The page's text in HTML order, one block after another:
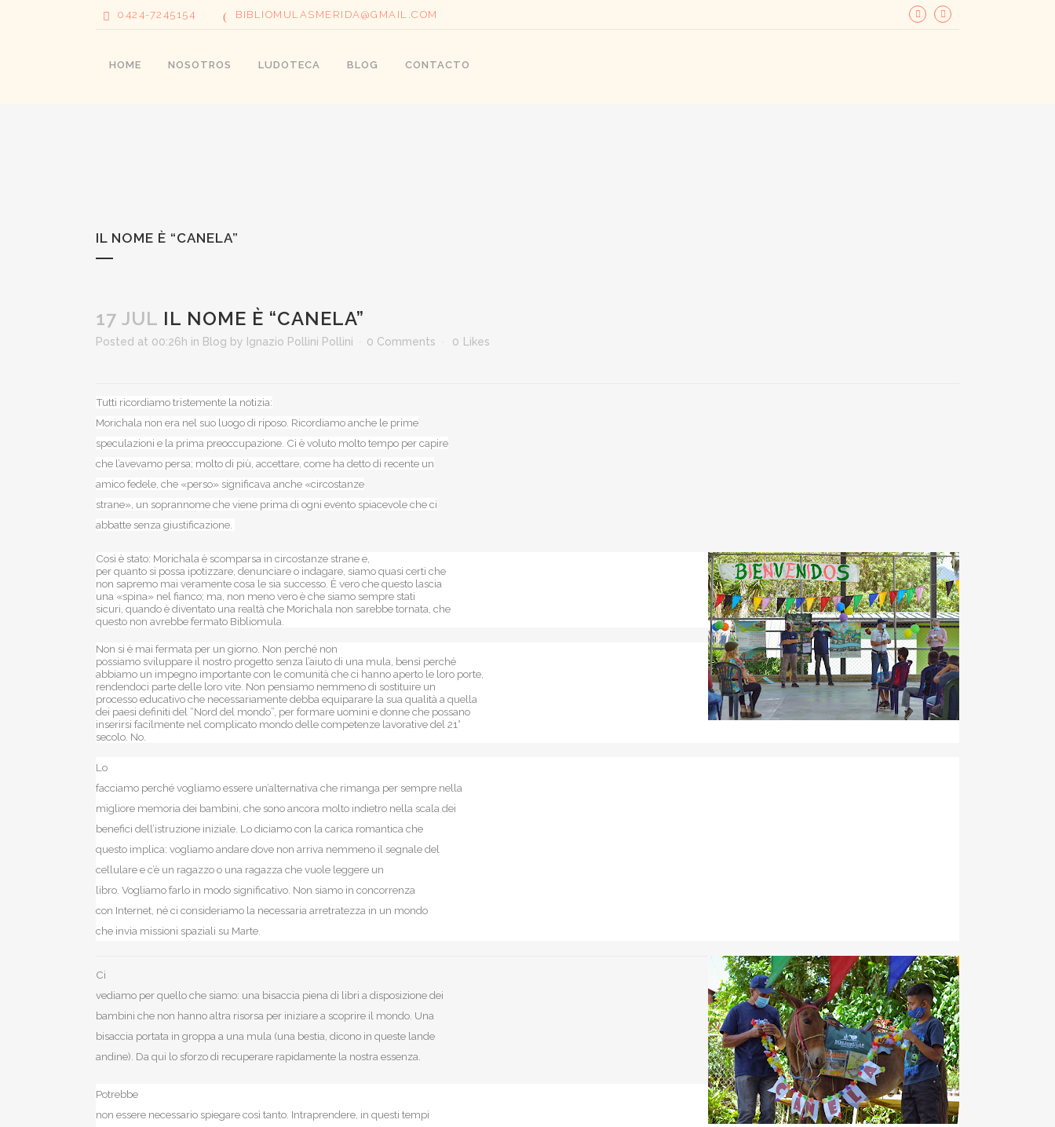
0424-7245154 BIBLIOMULASMERIDA@GMAIL.COM
HOME NOSOTROS LUDOTECA BLOG CONTACTO
IL NOME È “CANELA”
17 JUL IL NOME È “CANELA”
Posted at 00:26h in Blog by Ignazio Pollini Pollini 0 Comments 0 Likes
Tutti ricordiamo tristemente la notizia:
Morichala non era nel suo luogo di riposo. Ricordiamo anche le prime
speculazioni e la prima preoccupazione. Ci è voluto molto tempo per capire
che l’avevamo persa; molto di più, accettare, come ha detto di recente un
amico fedele, che «perso» significava anche «circostanze
strane», un soprannome che viene prima di ogni evento spiacevole che ci
abbatte senza giustificazione.
Così è stato: Morichala è scomparsa in circostanze strane e,
per quanto si possa ipotizzare, denunciare o indagare, siamo quasi certi che
non sapremo mai veramente cosa le sia successo. È vero che questo lascia
una «spina» nel fianco; ma, non meno vero è che siamo sempre stati
sicuri, quando è diventato una realtà che Morichala non sarebbe tornata, che
questo non avrebbe fermato Bibliomula.
Non si è mai fermata per un giorno. Non perché non
possiamo sviluppare il nostro progetto senza l’aiuto di una mula, bensì perché
abbiamo un impegno importante con le comunità che ci hanno aperto le loro porte,
rendendoci parte delle loro vite. Non pensiamo nemmeno di sostituire un
processo educativo che necessariamente debba equiparare la sua qualità a quella
dei paesi definiti del “Nord del mondo”, per formare uomini e donne che possano
inserirsi facilmente nel complicato mondo delle competenze lavorative del 21°
secolo. No.
Lo
facciamo perché vogliamo essere un’alternativa che rimanga per sempre nella
migliore memoria dei bambini, che sono ancora molto indietro nella scala dei
benefici dell’istruzione iniziale. Lo diciamo con la carica romantica che
questo implica: vogliamo andare dove non arriva nemmeno il segnale del
cellulare e c’è un ragazzo o una ragazza che vuole leggere un
libro. Vogliamo farlo in modo significativo. Non siamo in concorrenza
con Internet, né ci consideriamo la necessaria arretratezza in un mondo
che invia missioni spaziali su Marte.
Ci
vediamo per quello che siamo: una bisaccia piena di libri a disposizione dei
bambini che non hanno altra risorsa per iniziare a scoprire il mondo. Una
bisaccia portata in groppa a una mula (una bestia, dicono in queste lande
andine). Da qui lo sforzo di recuperare rapidamente la nostra essenza.
Potrebbe
non essere necessario spiegare così tanto. Intraprendere, in questi tempi